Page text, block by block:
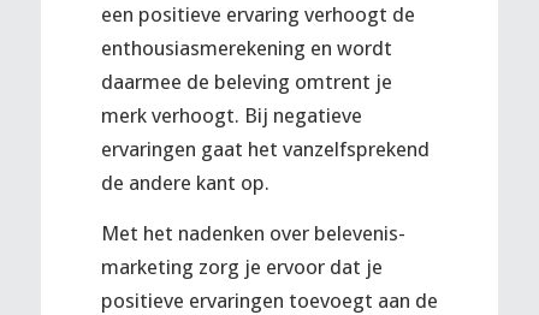
een positieve ervaring verhoogt de
enthousiasmerekening en wordt
daarmee de beleving omtrent je
merk verhoogt. Bij negatieve
ervaringen gaat het vanzelfsprekend
de andere kant op.
Met het nadenken over belevenis-
marketing zorg je ervoor dat je
positieve ervaringen toevoegt aan de